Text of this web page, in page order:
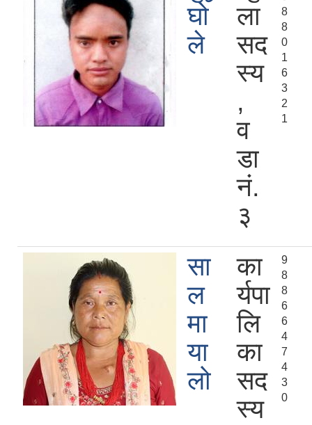
घो
ले
ला
सद
स्य
,
व
डा
नं.
३
8
8
0
1
6
3
2
1
सा
ल
मा
या
लो
का
र्यपा
लि
का
सद
स्य
9
8
8
6
6
4
7
4
3
0